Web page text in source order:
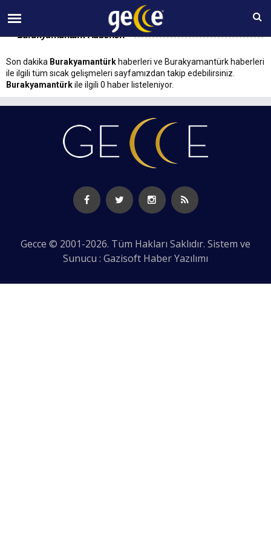
09 AĞUSTOS Pazar 09:35
Burakyamantürk Haberleri
Son dakika Burakyamantürk haberleri ve Burakyamantürk haberleri
ile ilgili tüm sıcak gelişmeleri sayfamızdan takip edebilirsiniz.
Burakyamantürkile ilgili 0 haber listeleniyor.
Gecce © 2001-2026. Tüm Hakları Saklıdır. Sistem ve
Sunucu : Gazisoft Haber Yazılımı